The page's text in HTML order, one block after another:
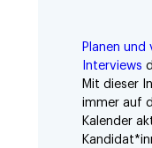
Planen und
Interviews
Mit dieser
immer auf
Kalender